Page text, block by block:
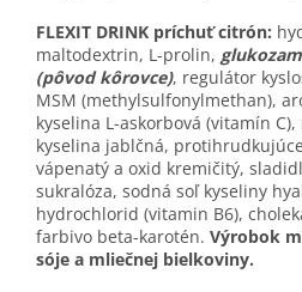
FLEXIT DRINK príchuť citrón:
maltodextrin, L-prolin,
(pôvod kôrovce), regulátor
MSM (methylsulfonylmethan),
kyselina L-askorbová (vitamín
kyselina jablčná,
vápenatý a oxid kremičitý,
sukralóza, sodná soľ kyseliny
hydrochlorid (vitamin B6),
farbivo beta-karotén. Výrobok
sóje a mliečnej bielkoviny.